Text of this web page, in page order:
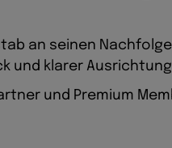
an seinen
und klarer
und Premium